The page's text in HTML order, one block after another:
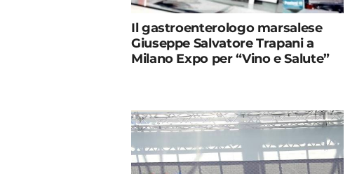
Il gastroenterologo marsalese
Giuseppe Salvatore Trapani a
Milano Expo per “Vino e Salute”